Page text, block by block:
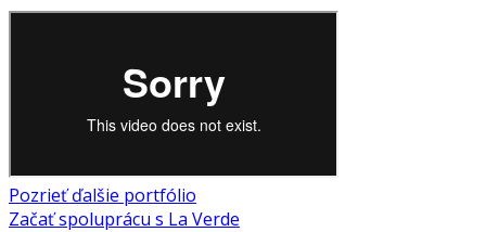
Pozrieť ďalšie portfólio
Začať spoluprácu s La Verde